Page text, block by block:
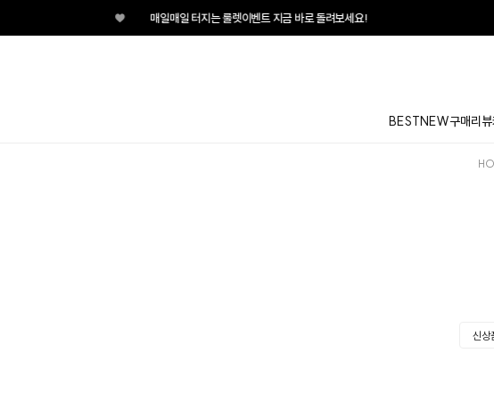
♥ 매일매일 터지는 룰렛이벤트 지금 바로 돌려보세요!
BESTNEW구매리뷰